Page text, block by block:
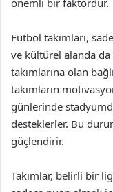
Futbol takımları,
ve kültürel alanda
takımlarına olan
takımların
günlerinde
desteklerler. Bu
güçlendirir.
Takımlar, belirli bir